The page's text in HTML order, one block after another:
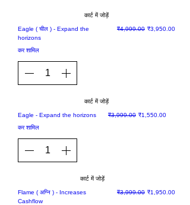
कार्ट में जोड़ें
Sale
Eagle ( चील ) - Expand the
horizons
नियमित मूल्य
₹4,999.00 बिक्री मूल्य
₹3,950.00
कर शामिल
कार्ट में जोड़ें
Sale
Eagle - Expand the horizons नियमित मूल्य
₹3,999.00 बिक्री मूल्य
₹1,550.00
कर शामिल
कार्ट में जोड़ें
Sale
Flame ( अग्नि ) - Increases
Cashflow
नियमित मूल्य
₹3,999.00 बिक्री मूल्य
₹1,950.00